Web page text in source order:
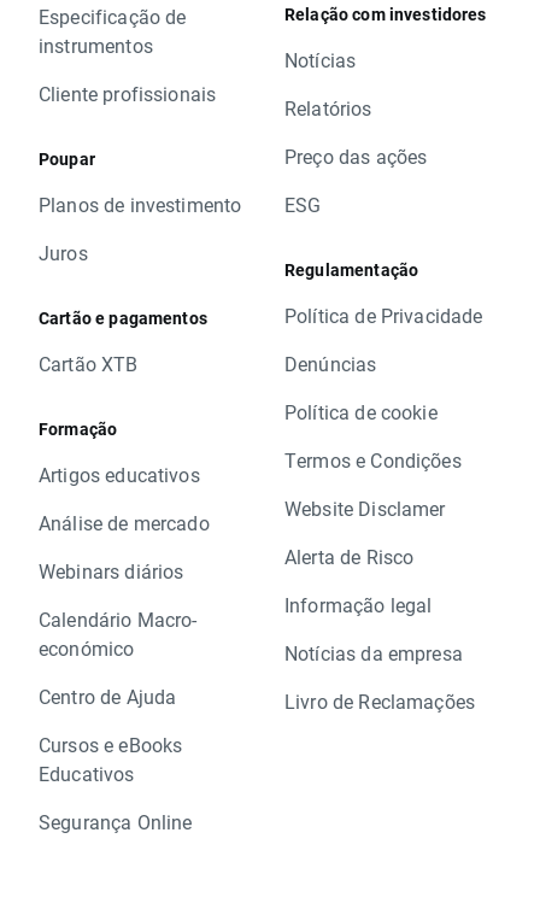
Especificação de
instrumentos
Cliente profissionais
Poupar
Planos de investimento
Juros
Cartão e pagamentos
Cartão XTB
Formação
Artigos educativos
Análise de mercado
Webinars diários
Calendário Macro-
económico
Centro de Ajuda
Cursos e eBooks
Educativos
Segurança Online
Relação com investidores
Notícias
Relatórios
Preço das ações
ESG
Regulamentação
Política de Privacidade
Denúncias
Política de cookie
Termos e Condições
Website Disclamer
Alerta de Risco
Informação legal
Notícias da empresa
Livro de Reclamações